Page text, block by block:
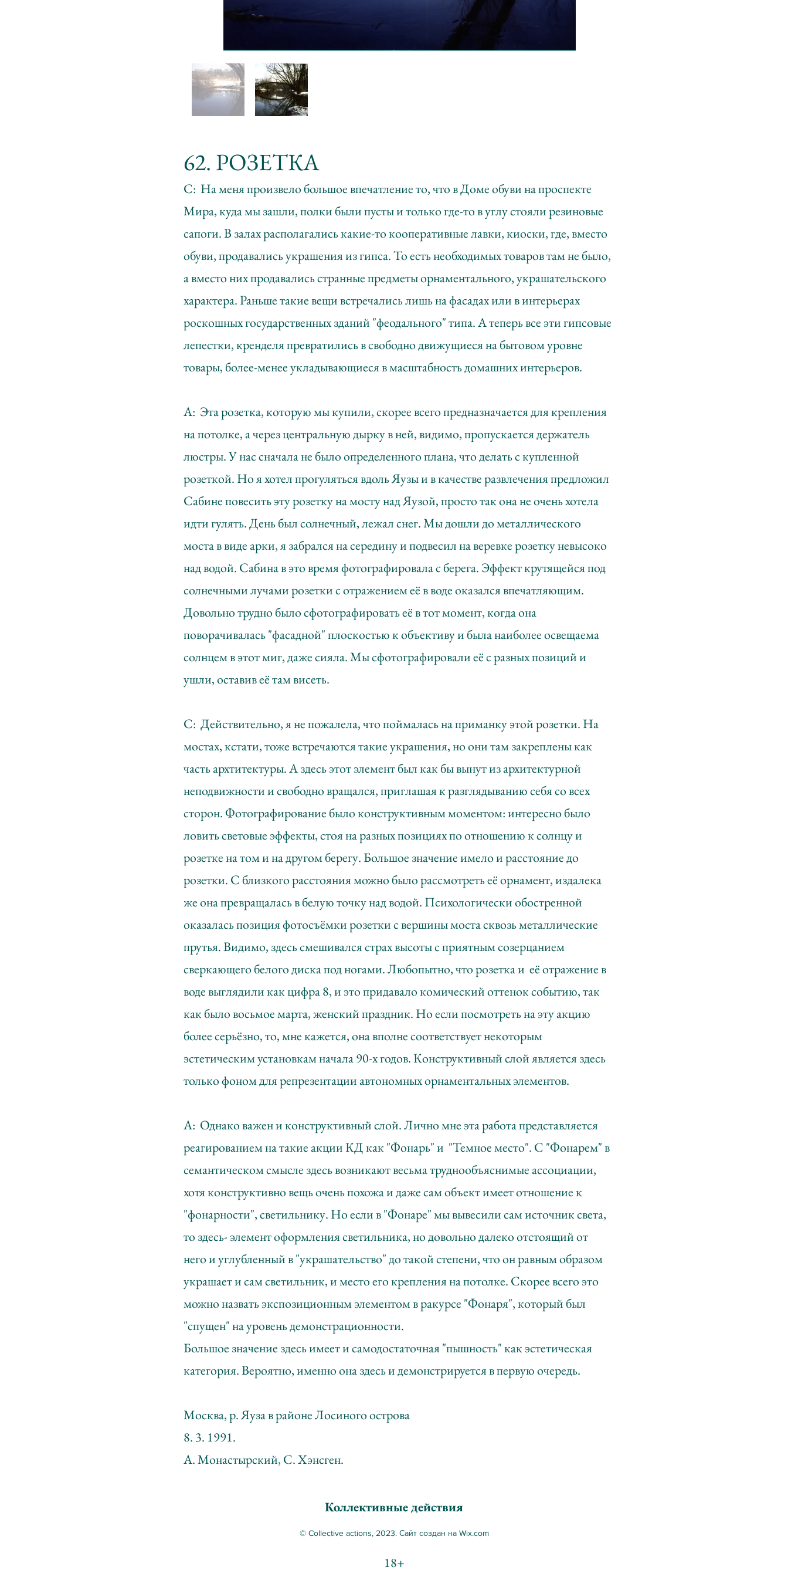
62. РОЗЕТКА
С: На меня произвело большое впечатление то, что в Доме обуви на проспекте
Мира, куда мы зашли, полки были пусты и только где-то в углу стояли резиновые
сапоги. В залах располагались какие-то кооперативные лавки, киоски, где, вместо
обуви, продавались украшения из гипса. То есть необходимых товаров там не было,
а вместо них продавались странные предметы орнаментального, украшательского
характера. Раньше такие вещи встречались лишь на фасадах или в интерьерах
роскошных государственных зданий "феодального" типа. А теперь все эти гипсовые
лепестки, кренделя превратились в свободно движущиеся на бытовом уровне
товары, более-менее укладывающиеся в масштабность домашних интерьеров.
А: Эта розетка, которую мы купили, скорее всего предназначается для крепления
на потолке, а через центральную дырку в ней, видимо, пропускается держатель
люстры. У нас сначала не было определенного плана, что делать с купленной
розеткой. Но я хотел прогуляться вдоль Яузы и в качестве развлечения предложил
Сабине повесить эту розетку на мосту над Яузой, просто так она не очень хотела
идти гулять. День был солнечный, лежал снег. Мы дошли до металлического
моста в виде арки, я забрался на середину и подвесил на веревке розетку невысоко
над водой. Сабина в это время фотографировала с берега. Эффект крутящейся под
солнечными лучами розетки с отражением её в воде оказался впечатляющим.
Довольно трудно было сфотографировать её в тот момент, когда она
поворачивалась "фасадной" плоскостью к объективу и была наиболее освещаема
солнцем в этот миг, даже сияла. Мы сфотографировали её с разных позиций и
ушли, оставив её там висеть.
С: Действительно, я не пожалела, что поймалась на приманку этой розетки. На
мостах, кстати, тоже встречаются такие украшения, но они там закреплены как
часть архтитектуры. А здесь этот элемент был как бы вынут из архитектурной
неподвижности и свободно вращался, приглашая к разглядыванию себя со всех
сторон. Фотографирование было конструктивным моментом: интересно было
ловить световые эффекты, стоя на разных позициях по отношению к солнцу и
розетке на том и на другом берегу. Большое значение имело и расстояние до
розетки. С близкого расстояния можно было рассмотреть её орнамент, издалека
же она превращалась в белую точку над водой. Психологически обостренной
оказалась позиция фотосъёмки розетки с вершины моста сквозь металлические
прутья. Видимо, здесь смешивался страх высоты с приятным созерцанием
сверкающего белого диска под ногами. Любопытно, что розетка и её отражение в
воде выглядили как цифра 8, и это придавало комический оттенок событию, так
как было восьмое марта, женский праздник. Но если посмотреть на эту акцию
более серьёзно, то, мне кажется, она вполне соответствует некоторым
эстетическим установкам начала 90-х годов. Конструктивный слой является здесь
только фоном для репрезентации автономных орнаментальных элементов.
А: Однако важен и конструктивный слой. Лично мне эта работа представляется
реагированием на такие акции КД как "Фонарь" и "Темное место". С "Фонарем" в
семантическом смысле здесь возникают весьма труднообъяснимые ассоциации,
хотя конструктивно вещь очень похожа и даже сам объект имеет отношение к
"фонарности", светильнику. Но если в "Фонаре" мы вывесили сам источник света,
то здесь- элемент оформления светильника, но довольно далеко отстоящий от
него и углубленный в "украшательство" до такой степени, что он равным образом
украшает и сам светильник, и место его крепления на потолке. Скорее всего это
можно назвать экспозиционным элементом в ракурсе "Фонаря", который был
"спущен" на уровень демонстрационности.
Большое значение здесь имеет и самодостаточная "пышность" как эстетическая
категория. Вероятно, именно она здесь и демонстрируется в первую очередь.
Москва, р. Яуза в районе Лосиного острова
8. 3. 1991.
А. Монастырский, С. Хэнсген.
Коллективные действия
© Collective actions, 2023. Сайт создан на Wix.com
18+